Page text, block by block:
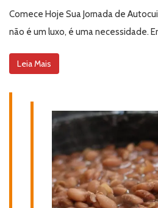
Comece Hoje Sua Jornada de
não é um luxo, é uma necessidade.
Leia Mais